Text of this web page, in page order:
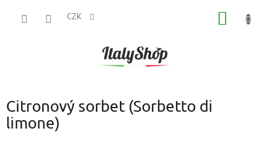
CZK
Citronový sorbet (Sorbetto di
limone)